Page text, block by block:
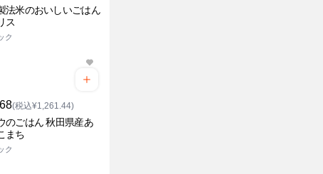
法米のおいしいごはん
ス
ク
(税込¥1,261.44)
のごはん 秋田県産あ
まち
ク